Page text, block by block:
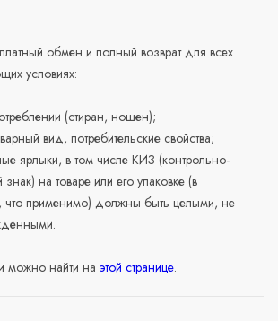
обмен и полный возврат для всех
условиях:
(стиран, ношен);
вид, потребительские свойства;
ярлыки, в том числе КИЗ (контрольно-
на товаре или его упаковке (в
что применимо) должны быть целыми, не
можно найти на этой странице.